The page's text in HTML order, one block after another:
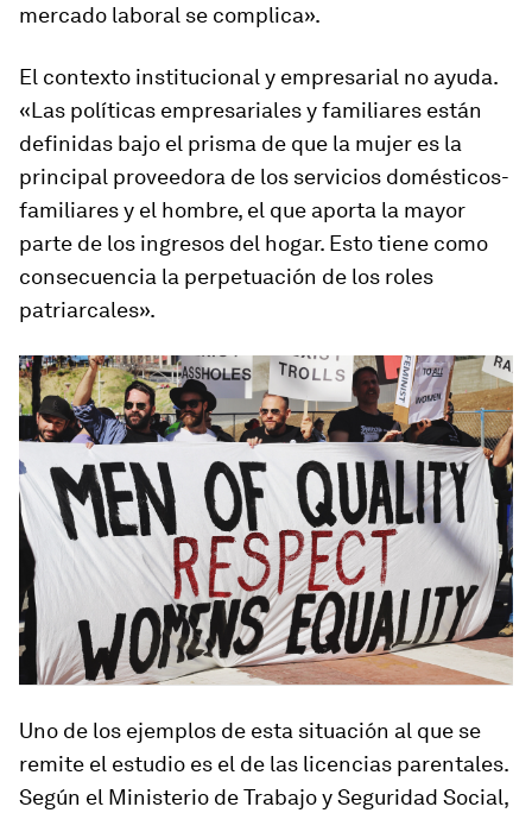
mercado laboral se complica».
El contexto institucional y empresarial no ayuda.
«Las políticas empresariales y familiares están
definidas bajo el prisma de que la mujer es la
principal proveedora de los servicios domésticos-
familiares y el hombre, el que aporta la mayor
parte de los ingresos del hogar. Esto tiene como
consecuencia la perpetuación de los roles
patriarcales».
Uno de los ejemplos de esta situación al que se
remite el estudio es el de las licencias parentales.
Según el Ministerio de Trabajo y Seguridad Social,